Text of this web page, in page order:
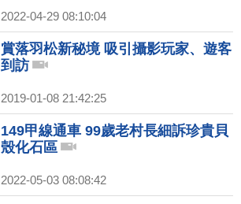
2022-04-29 08:10:04
賞落羽松新秘境 吸引攝影玩家、遊客
到訪
2019-01-08 21:42:25
149甲線通車 99歲老村長細訴珍貴貝
殼化石區
2022-05-03 08:08:42